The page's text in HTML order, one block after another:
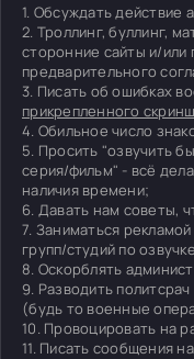
1. Обсуждать действие
2. Троллинг, буллинг,
сторонние сайты и/или
предварительного
3. Писать об ошибках
прикрепленного
4. Обильное число
5. Просить "озвучить
серия/фильм" - всё
наличия времени;
6. Давать нам советы,
7. Заниматься
групп/студий по
8. Оскорблять
9. Разводить
(будь то военные
10. Провоцировать на
11. Писать сообщения